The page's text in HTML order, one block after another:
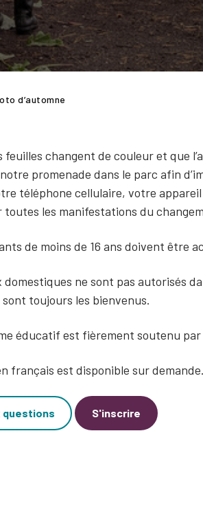
d’automne
feuilles changent de couleur et que
promenade dans le parc afin
téléphone cellulaire, votre
toutes les manifestations du
de moins de 16 ans doivent être
domestiques ne sont pas autorisés
sont toujours les bienvenus.
éducatif est fièrement soutenu
français est disponible sur
questions S'inscrire